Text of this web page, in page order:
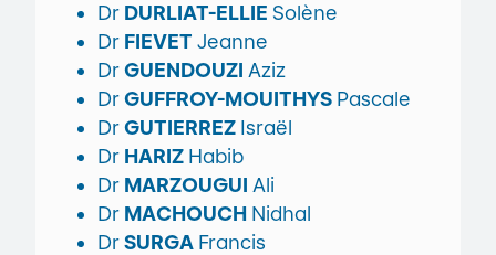
Dr DURLIAT-ELLIE Solène
Dr FIEVET Jeanne
DrGUENDOUZI Aziz
DrGUFFROY-MOUITHYS Pascale
DrGUTIERREZ Israël
Dr HARIZ Habib
Dr MARZOUGUI Ali
Dr MACHOUCH Nidhal
DrSURGA Francis